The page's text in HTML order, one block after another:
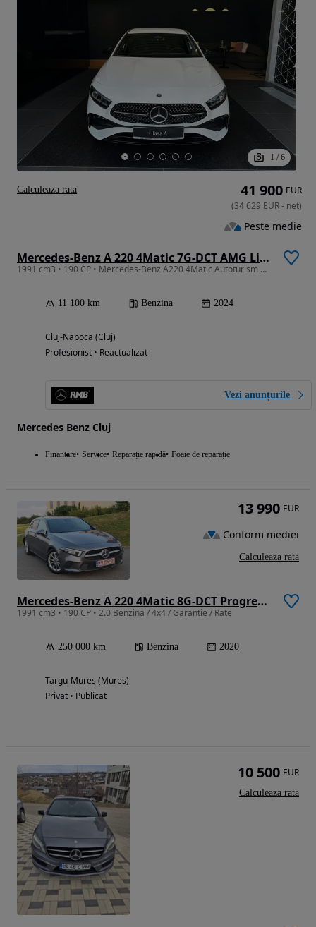
1 / 6
Mercedes-Benz A 220 4Matic 7G-DCT AMG Line
1991 cm3 • 190 CP • Mercedes-Benz A220 4Matic Autoturism Nou
11 100 km Benzina 2024
Cluj-Napoca (Cluj)
Profesionist • Reactualizat
Vezi anunțurile
Mercedes Benz Cluj
Finantare Service Reparație rapidă Foaie de reparație
41 900 EUR
(34 629 EUR- net)
Peste medie
Calculeaza rata
Mercedes-Benz A 220 4Matic 8G-DCT Progressive Advanced
1991 cm3 • 190 CP • 2.0 Benzina / 4x4 / Garantie / Rate
250 000 km Benzina 2020
Targu-Mures (Mures)
Privat • Publicat
13 990 EUR
Conform mediei
Calculeaza rata
10 500 EUR
Calculeaza rata